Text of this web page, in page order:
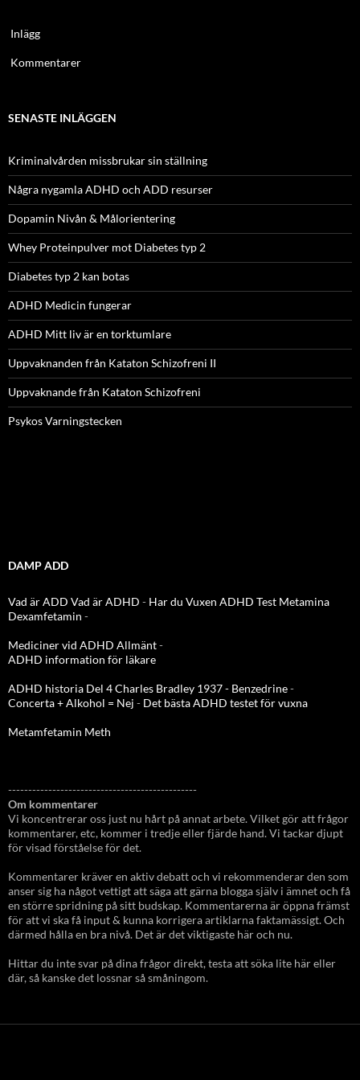
Inlägg
Kommentarer
SENASTE INLÄGGEN
Kriminalvården missbrukar sin ställning
Några nygamla ADHD och ADD resurser
Dopamin Nivån & Målorientering
Whey Proteinpulver mot Diabetes typ 2
Diabetes typ 2 kan botas
ADHD Medicin fungerar
ADHD Mitt liv är en torktumlare
Uppvaknanden från Kataton Schizofreni II
Uppvaknande från Kataton Schizofreni
Psykos Varningstecken
DAMP ADD
Vad är ADD Vad är ADHD - Har du Vuxen ADHD Test Metamina
Dexamfetamin -
Mediciner vid ADHD Allmänt-
ADHD information för läkare
ADHD historia Del 4 Charles Bradley 1937 - Benzedrine-
Concerta + Alkohol = Nej - Det bästa ADHD testet för vuxna
Metamfetamin Meth
-----------------------------------------------
Om kommentarer
Vi koncentrerar oss just nu hårt på annat arbete. Vilket gör att frågor
kommentarer, etc, kommer i tredje eller fjärde hand. Vi tackar djupt
för visad förståelse för det.
Kommentarer kräver en aktiv debatt och vi rekommenderar den som
anser sig ha något vettigt att säga att gärna blogga själv i ämnet och få
en större spridning på sitt budskap. Kommentarerna är öppna främst
för att vi ska få input & kunna korrigera artiklarna faktamässigt. Och
därmed hålla en bra nivå. Det är det viktigaste här och nu.
Hittar du inte svar på dina frågor direkt, testa att söka lite här eller
där, så kanske det lossnar så småningom.